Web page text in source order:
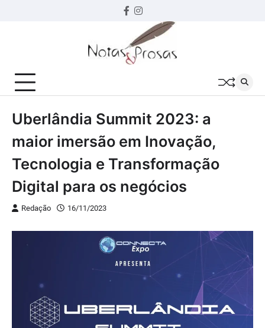
Facebook
instagram
Uberlândia Summit 2023: a
maior imersão em Inovação,
Tecnologia e Transformação
Digital para os negócios
Redação 16/11/2023